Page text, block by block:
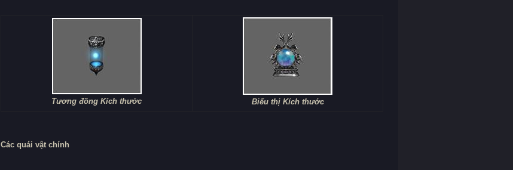
Tương đồng Kích thước Biểu thị Kích thước
Các quái vật chính